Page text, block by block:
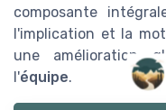
composante
l'implication et la
une amélioration
l'équipe.